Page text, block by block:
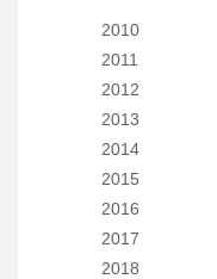
2010
2011
2012
2013
2014
2015
2016
2017
2018